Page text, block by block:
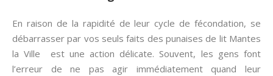
En raison de la rapidité de leur cycle de fécondation, se
débarrasser par vos seuls faits des punaises de lit Mantes
la Ville est une action délicate. Souvent, les gens font
l’erreur de ne pas agir immédiatement quand leur